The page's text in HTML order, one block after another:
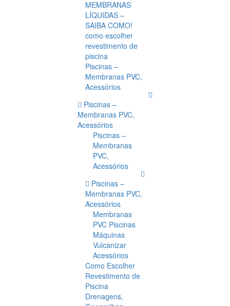
MEMBRANAS
LÍQUIDAS –
SAIBA COMO!
como escolher
revestimento de
piscina
Piscinas –
Membranas PVC,
Acessórios
Piscinas –
Membranas PVC,
Acessórios
Piscinas –
Membranas
PVC,
Acessórios
Piscinas –
Membranas PVC,
Acessórios
Membranas
PVC Piscinas
Máquinas
Vulcanizar
Acessórios
Como Escolher
Revestimento de
Piscina
Drenagens,